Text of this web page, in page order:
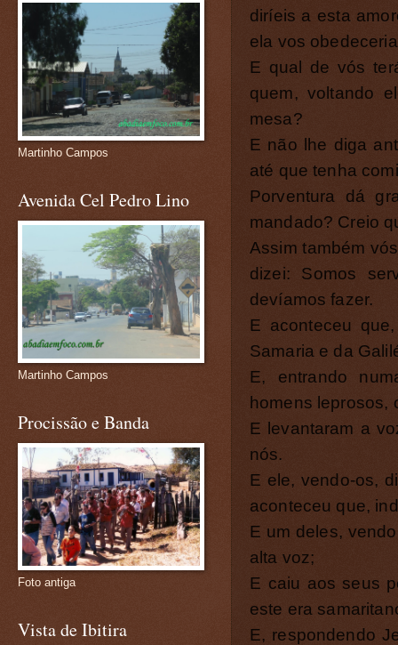
diríeis a esta
ela vos
E qual de vós
quem, voltando
mesa?
E não lhe diga
até que tenha
Porventura dá
mandado? Creio
Assim também
dizei: Somos
devíamos fazer.
E aconteceu
Samaria e da
E, entrando
homens leprosos,
E levantaram a
nós.
E ele, vendo-os,
aconteceu que,
E um deles,
alta voz;
E caiu aos seus
este era
E, respondendo
Martinho Campos
Avenida Cel Pedro Lino
Martinho Campos
Procissão e Banda
Foto antiga
Vista de Ibitira